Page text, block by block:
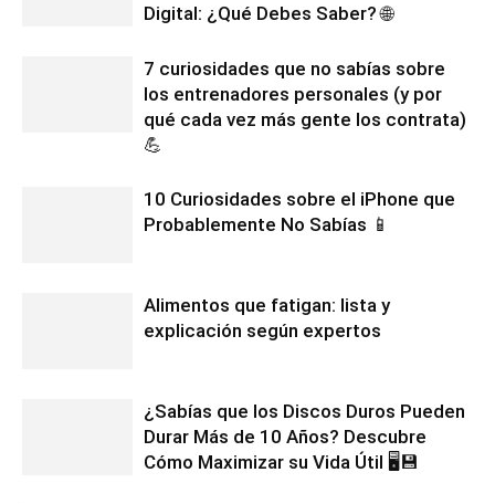
Digital: ¿Qué Debes Saber? 🌐
7 curiosidades que no sabías sobre
los entrenadores personales (y por
qué cada vez más gente los contrata)
💪
10 Curiosidades sobre el iPhone que
Probablemente No Sabías 📱
Alimentos que fatigan: lista y
explicación según expertos
¿Sabías que los Discos Duros Pueden
Durar Más de 10 Años? Descubre
Cómo Maximizar su Vida Útil 🖥️💾